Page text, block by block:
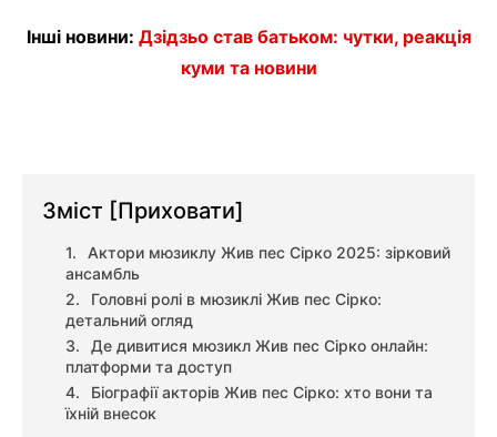
Інші новини: Дзідзьо став батьком: чутки, реакція
куми та новини
Зміст [Приховати]
Актори мюзиклу Жив пес Сірко 2025: зірковий
ансамбль
Головні ролі в мюзиклі Жив пес Сірко:
детальний огляд
Де дивитися мюзикл Жив пес Сірко онлайн:
платформи та доступ
Біографії акторів Жив пес Сірко: хто вони та
їхній внесок